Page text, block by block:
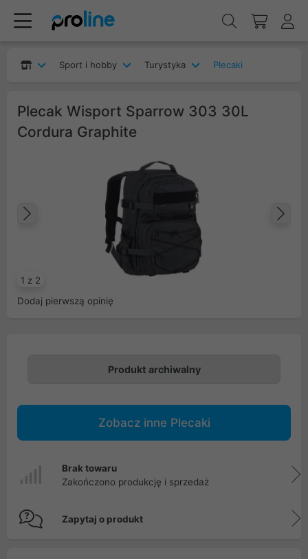
Sport i hobby Turystyka Plecaki
Plecak Wisport Sparrow 303 30L
Cordura Graphite
1 z 2
Poprzedni
Dodaj pierwszą opinię
Produkt archiwalny
Zobacz inne Plecaki
Brak towaru
Zakończono produkcję i sprzedaż
Zapytaj o produkt